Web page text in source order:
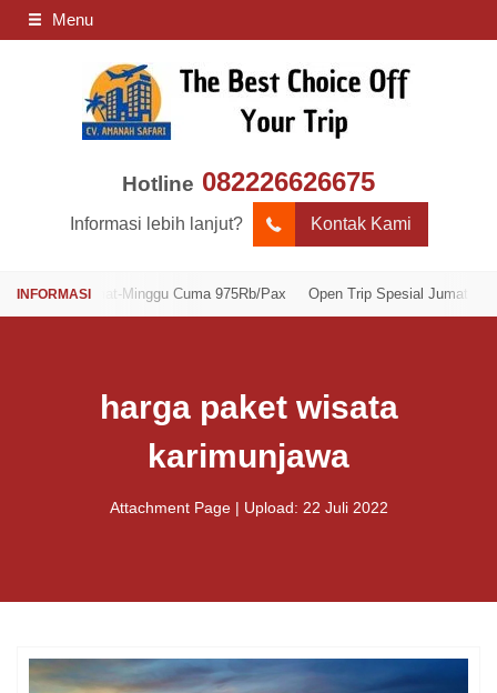
Menu
Hotline 082226626675
Informasi lebih lanjut? Kontak Kami
Jumat-Minggu Cuma 975Rb/Pax Open Trip Spesial Jumat-Minggu
harga paket wisata
karimunjawa
Attachment Page | Upload: 22 Juli 2022